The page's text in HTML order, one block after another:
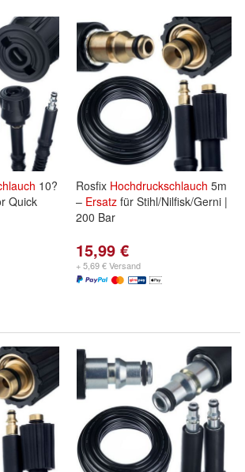
10?
Quick
Rosfix Hochdruckschlauch 5m
– Ersatz für Stihl/Nilfisk/Gerni |
200 Bar
15,99 €
+ 5,69 € Versand